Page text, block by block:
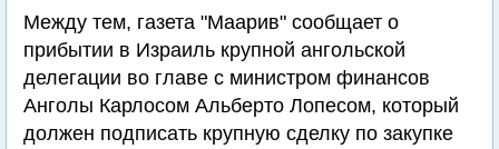
Между тем, газета "Маарив" сообщает о
прибытии в Израиль крупной ангольской
делегации во главе с министром финансов
Анголы Карлосом Альберто Лопесом, который
должен подписать крупную сделку по закупке